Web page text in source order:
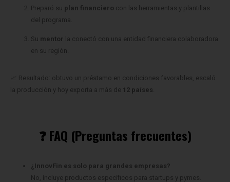
Preparó su plan financiero con las herramientas y plantillas
del programa.
Su mentor la conectó con una entidad financiera colaboradora
en su región.
📈 Resultado: obtuvo un préstamo en condiciones favorables, escaló
la producción y hoy exporta a más de 12 países
❓ FAQ (Preguntas frecuentes)
¿InnovFin es solo para grandes empresas?
No, incluye productos específicos para startups y pymes.